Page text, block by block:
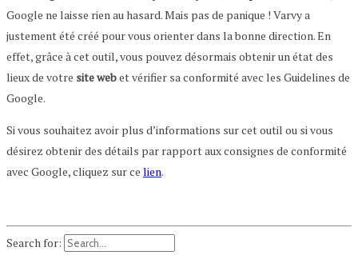
Google ne laisse rien au hasard. Mais pas de panique ! Varvy a
justement été créé pour vous orienter dans la bonne direction. En
effet, grâce à cet outil, vous pouvez désormais obtenir un état des
lieux de votre sitewebet vérifier sa conformité avec les Guidelines de
Google.
Si vous souhaitez avoir plus d’informations sur cet outil ou si vous
désirez obtenir des détails par rapport aux consignes de conformité
avec Google, cliquez sur ce lien.
Search for: